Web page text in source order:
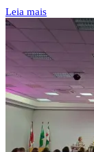
Leia mais